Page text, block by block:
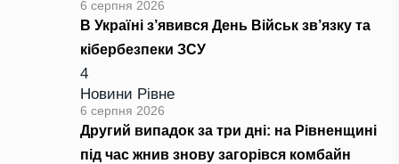
6 серпня 2026
В Україні з’явився День Військ зв’язку та
кібербезпеки ЗСУ
4
Новини Рівне
6 серпня 2026
Другий випадок за три дні: на Рівненщині
під час жнив знову загорівся комбайн